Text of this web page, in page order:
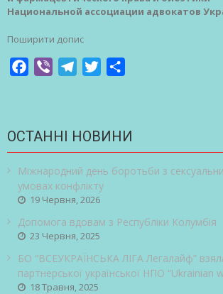
Национальной ассоциации адвокатов
Поширити допис
Facebook
Viber TelegramTwitter
ОСТАННІ НОВИНИ
Міжнародний день боротьби з
умовах конфлікту
19 Червня, 2026
Допомога вдовам з Республіки Колумбія
23 Червня, 2025
БО “ВСЕУКРАЇНСЬКА ЛІГА Легалайф”
партнерської української НПО “Ukrainian
18 Травня, 2025